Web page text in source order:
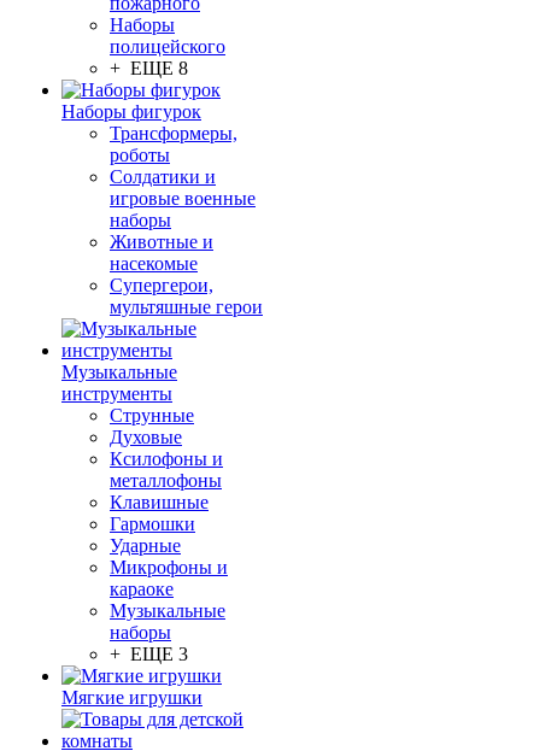
Наборы
полицейского
+ ЕЩЕ 8
Наборы фигурок
Трансформеры,
роботы
Солдатики и
игровые военные
наборы
Животные и
насекомые
Супергерои,
мультяшные герои
Музыкальные
инструменты
Струнные
Духовые
Ксилофоны и
металлофоны
Клавишные
Гармошки
Ударные
Микрофоны и
караоке
Музыкальные
наборы
+ ЕЩЕ 3
Мягкие игрушки